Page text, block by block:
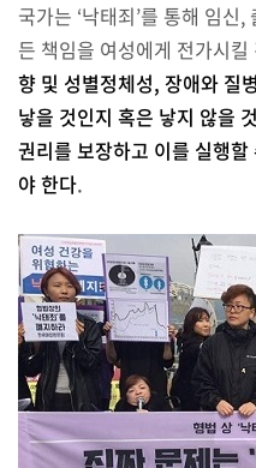
국가는 ‘낙태죄’를 통해 임신
든 책임을 여성에게 전가시
향 및 성별정체성, 장애와 질
낳을 것인지 혹은 낳지 않을
권리를 보장하고 이를 실행
야 한다.